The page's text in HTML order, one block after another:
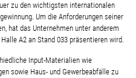
zu den wichtigsten internationalen
Um die Anforderungen seiner
hat das Unternehmen unter anderem
A2 an Stand 033 präsentieren wird.
Input-Materialien wie
sowie Haus- und Gewerbeabfälle zu